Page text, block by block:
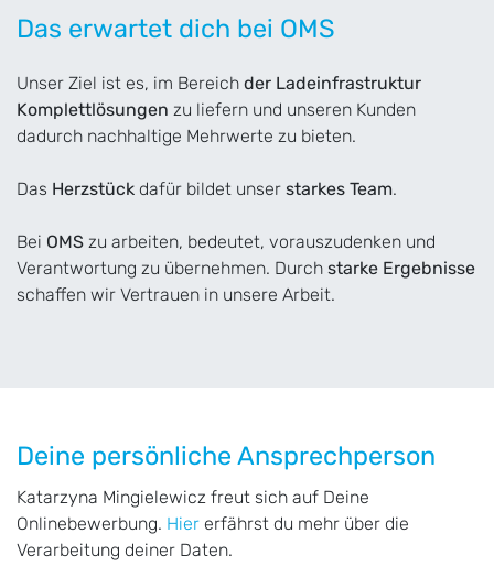
Das erwartet dich bei OMS
Unser Ziel ist es, im Bereich der Ladeinfrastruktur
Komplettlösungen zu liefern und unseren Kunden
dadurch nachhaltige Mehrwerte zu bieten.
Das Herzstück dafür bildet unser starkes Team.
Bei OMS zu arbeiten, bedeutet, vorauszudenken und
Verantwortung zu übernehmen. Durch starke Ergebnisse
schaffen wir Vertrauen in unsere Arbeit.
Deine persönliche Ansprechperson
Katarzyna Mingielewicz freut sich auf Deine
Onlinebewerbung. Hier erfährst du mehr über die
Verarbeitung deiner Daten.